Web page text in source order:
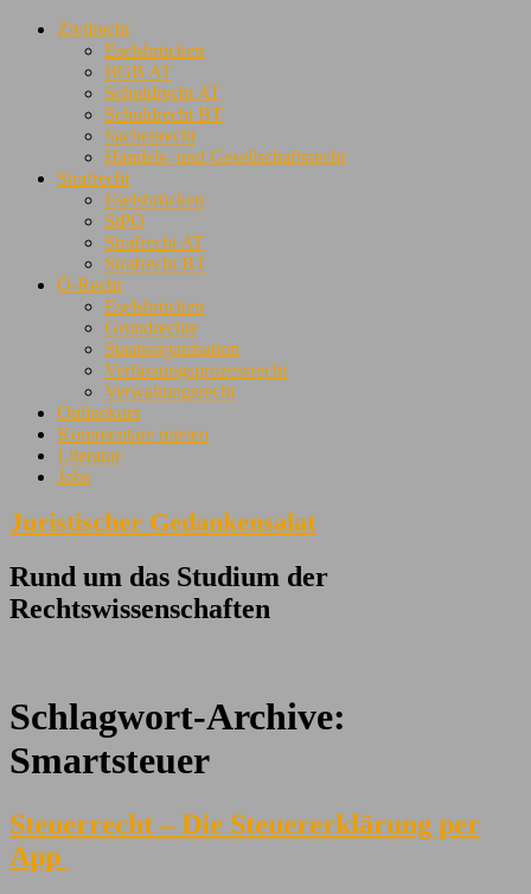
Zivilrecht
Eselsbrücken
BGB AT
Schuldrecht AT
Schuldrecht BT
Sachenrecht
Handels- und Gesellschaftsrecht
Strafrecht
Eselsbrücken
StPO
Strafrecht AT
Strafrecht BT
Ö-Recht
Eselsbrücken
Grundrechte
Staatsorganisation
Verfassungsprozessrecht
Verwaltungsrecht
Onlinekurs
Kommentare mieten
Literatur
Jobs
Juristischer Gedankensalat
Rund um das Studium der
Rechtswissenschaften
Schlagwort-Archive:
Smartsteuer
Steuerrecht – Die Steuererklärung per
App